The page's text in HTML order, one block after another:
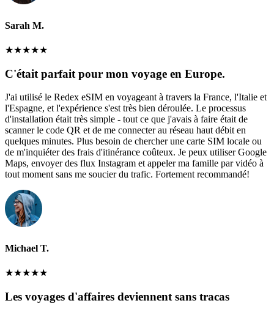
Sarah M.
★★★★★
C'était parfait pour mon voyage en Europe.
J'ai utilisé le Redex eSIM en voyageant à travers la France, l'Italie et
l'Espagne, et l'expérience s'est très bien déroulée. Le processus
d'installation était très simple - tout ce que j'avais à faire était de
scanner le code QR et de me connecter au réseau haut débit en
quelques minutes. Plus besoin de chercher une carte SIM locale ou
de m'inquiéter des frais d'itinérance coûteux. Je peux utiliser Google
Maps, envoyer des flux Instagram et appeler ma famille par vidéo à
tout moment sans me soucier du trafic. Fortement recommandé!
Michael T.
★★★★★
Les voyages d'affaires deviennent sans tracas